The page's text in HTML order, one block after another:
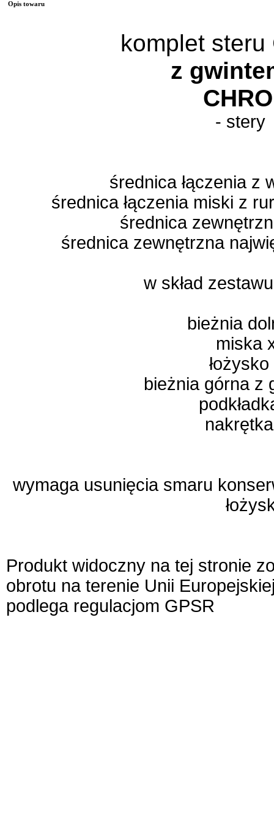
Opis towaru
komplet
z
-
średnica łączenia z
średnica łączenia miski z
średnica
średnica zewnętrzna
w skład
bieżnia
miska
bieżnia górna z
wymaga usunięcia smaru
Produkt widoczny na tej stronie
obrotu na terenie Unii
podlega regulacjom GPSR